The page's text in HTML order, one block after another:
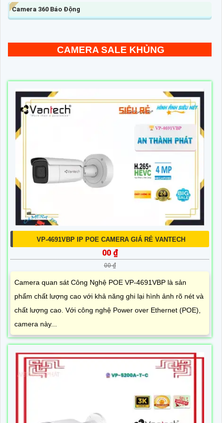
Camera 360 Báo Động
CAMERA SALE KHỦNG
VP-4691VBP IP POE CAMERA GIÁ RẺ VANTECH
00 ₫
00 ₫
Camera quan sát Công Nghệ POE VP-4691VBP là sản
phẩm chất lượng cao với khả năng ghi lại hình ảnh rõ nét và
chất lượng cao. Với công nghệ Power over Ethernet (POE),
camera này...